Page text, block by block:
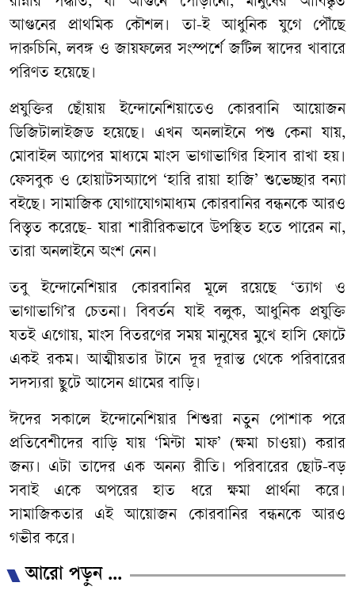
আগুনের প্রাথমিক কৌশল। তা-ই আধুনিক যুগে পৌঁছে
দারুচিনি, লবঙ্গ ও জায়ফলের সংস্পর্শে জটিল স্বাদের খাবারে
পরিণত হয়েছে।
প্রযুক্তির ছোঁয়ায় ইন্দোনেশিয়াতেও কোরবানি আয়োজন
ডিজিটালাইজড হয়েছে। এখন অনলাইনে পশু কেনা যায়,
মোবাইল অ্যাপের মাধ্যমে মাংস ভাগাভাগির হিসাব রাখা হয়।
ফেসবুক ও হোয়াটসঅ্যাপে ‘হারি রায়া হাজি’ শুভেচ্ছার বন্যা
বইছে। সামাজিক যোগাযোগমাধ্যম কোরবানির বন্ধনকে আরও
বিস্তৃত করেছে- যারা শারীরিকভাবে উপস্থিত হতে পারেন না,
তারা অনলাইনে অংশ নেন।
তবু ইন্দোনেশিয়ার কোরবানির মূলে রয়েছে ‘ত্যাগ ও
ভাগাভাগি’র চেতনা। বিবর্তন যাই বলুক, আধুনিক প্রযুক্তি
যতই এগোয়, মাংস বিতরণের সময় মানুষের মুখে হাসি ফোটে
একই রকম। আত্মীয়তার টানে দূর দূরান্ত থেকে পরিবারের
সদস্যরা ছুটে আসেন গ্রামের বাড়ি।
ঈদের সকালে ইন্দোনেশিয়ার শিশুরা নতুন পোশাক পরে
প্রতিবেশীদের বাড়ি যায় ‘মিন্টা মাফ’ (ক্ষমা চাওয়া) করার
জন্য। এটা তাদের এক অনন্য রীতি। পরিবারের ছোট-বড়
সবাই একে অপরের হাত ধরে ক্ষমা প্রার্থনা করে।
সামাজিকতার এই আয়োজন কোরবানির বন্ধনকে আরও
গভীর করে।
আরো পড়ুন ...